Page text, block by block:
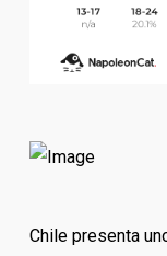
Chile presenta